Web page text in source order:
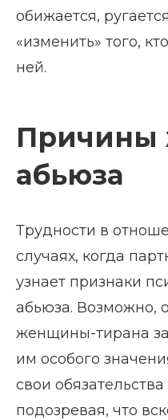
обижается,
«изменить» того,
ней.
Причины
абьюза
Трудности в
случаях, когда
узнает признаки
абьюза. Возможно,
женщины-тирана
им особого
свои
подозревая, что